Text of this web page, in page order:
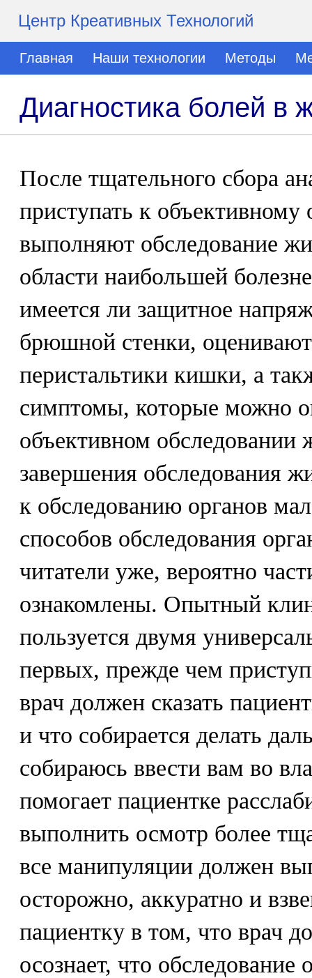
Центр Креативных Технологий
Главная Наши технологии Методы
Диагностика болей в
После тщательного сбора
приступать к
выполняют обследование
области наибольшей
имеется ли защитное
брюшной стенки,
перистальтики кишки, а
симптомы, которые можно
объективном обследовании
завершения обследования
к обследованию органов
способов обследования
читатели уже, вероятно
ознакомлены. Опытный
пользуется двумя
первых, прежде чем
врач должен сказать
и что собирается делать
собираюсь ввести вам во
помогает пациентке
выполнить осмотр более
все манипуляции должен
осторожно, аккуратно и
пациентку в том, что врач
осознает, что обследование